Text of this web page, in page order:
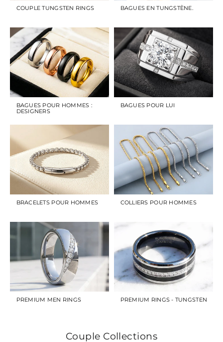
COUPLE TUNGSTEN RINGS BAGUES EN TUNGSTÈNE.
BAGUES POUR HOMMES :
DESIGNERS
BAGUES POUR LUI
BRACELETS POUR HOMMES COLLIERS POUR HOMMES
PREMIUM MEN RINGS PREMIUM RINGS - TUNGSTEN
Couple Collections